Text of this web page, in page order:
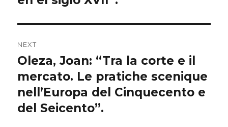
NEXT
Next
post:
Oleza, Joan: “Tra la corte e il
mercato. Le pratiche scenique
nell’Europa del Cinquecento e
del Seicento”.